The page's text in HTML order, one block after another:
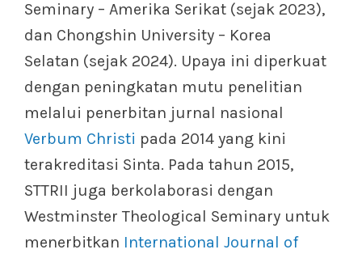
Seminary – Amerika Serikat (sejak 2023),
dan Chongshin University – Korea
Selatan (sejak 2024). Upaya ini diperkuat
dengan peningkatan mutu penelitian
melalui penerbitan jurnal nasional
Verbum Christi pada 2014 yang kini
terakreditasi Sinta. Pada tahun 2015,
STTRII juga berkolaborasi dengan
Westminster Theological Seminary untuk
menerbitkan International Journal of